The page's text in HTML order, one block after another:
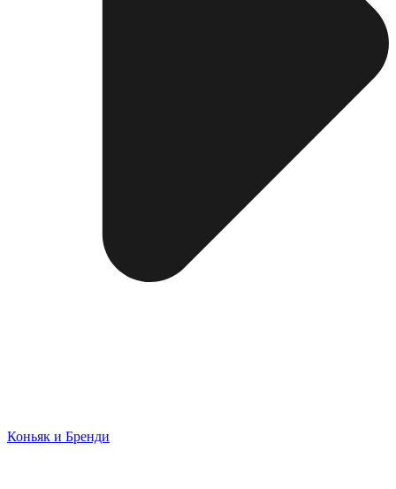
Коньяк и Бренди